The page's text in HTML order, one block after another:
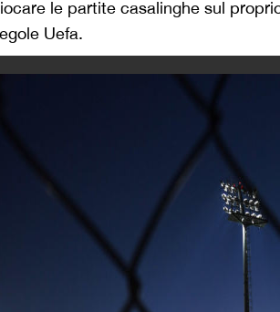
le partite casalinghe sul
Uefa.